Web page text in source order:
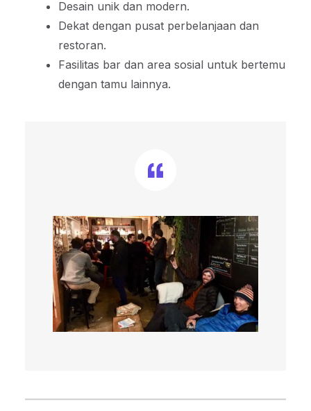
Desain unik dan modern.
Dekat dengan pusat perbelanjaan dan
restoran.
Fasilitas bar dan area sosial untuk bertemu
dengan tamu lainnya.